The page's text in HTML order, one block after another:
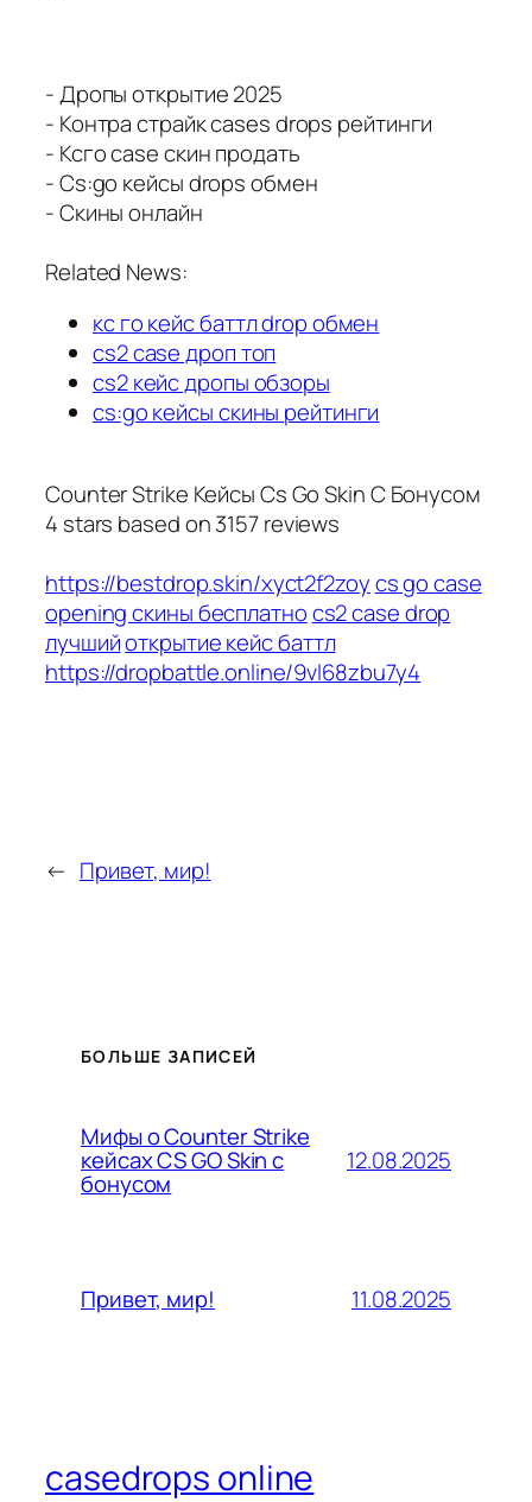
- Дропы открытие 2025
- Контра страйк cases drops рейтинги
- Ксго case скин продать
- Cs:go кейсы drops обмен
- Скины онлайн
Related News:
кс го кейс баттл drop обмен
cs2 case дроп топ
cs2 кейс дропы обзоры
cs:go кейсы скины рейтинги
Counter Strike Кейсы Cs Go Skin С Бонусом
4 stars based on3157reviews
https://bestdrop.skin/xyct2f2zoycs go case
opening скины бесплатноcs2 case drop
лучшийоткрытие кейс баттл
https://dropbattle.online/9vl68zbu7y4
← Привет, мир!
БОЛЬШЕ ЗАПИСЕЙ
Мифы о Counter Strike
кейсах CS GO Skin с
бонусом
12.08.2025
Привет, мир! 11.08.2025
casedrops online